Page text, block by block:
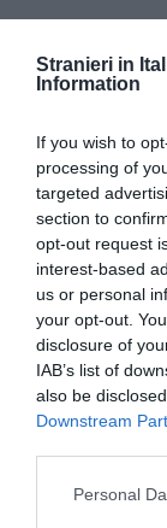
Stranieri in
Information
If you wish to
processing of
targeted
section to
opt-out request
interest-based
us or personal
your opt-out.
disclosure of
IAB’s list of
also be
Downstream
Personal
Da Maroni un
governatore
network per
l'operazione
fermarla, è
clandestini",
Gasparri: